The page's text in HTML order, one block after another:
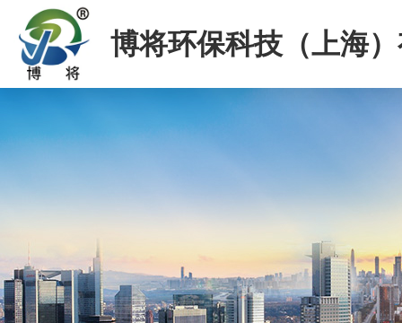
博将环保科技（上海
司